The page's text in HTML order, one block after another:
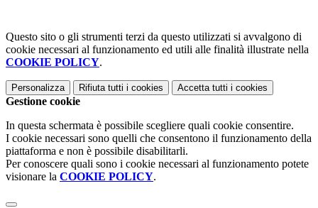
Questo sito o gli strumenti terzi da questo utilizzati si avvalgono di
cookie necessari al funzionamento ed utili alle finalità illustrate nella
COOKIE POLICY.
Personalizza Rifiuta tutti i cookies Accetta tutti i cookies
Gestione cookie
In questa schermata è possibile scegliere quali cookie consentire.
I cookie necessari sono quelli che consentono il funzionamento della
piattaforma e non è possibile disabilitarli.
Per conoscere quali sono i cookie necessari al funzionamento potete
visionare la COOKIE POLICY.